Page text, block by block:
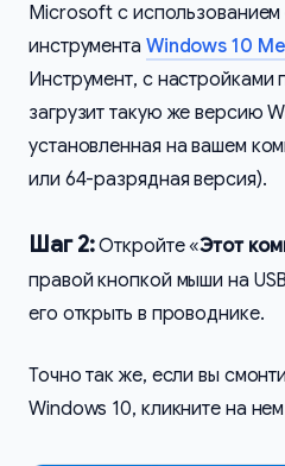
Microsoft с
инструмента Windows 10
Инструмент, с настройками
загрузит такую же версию
установленная на вашем
или 64-разрядная версия).
Шаг 2:Откройте «Этот
правой кнопкой мыши на
его открыть в проводнике.
Точно так же, если вы
Windows 10, кликните на